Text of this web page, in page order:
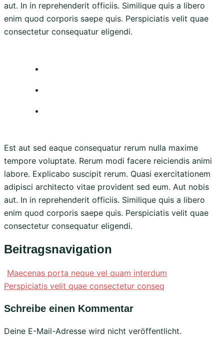
aut. In in reprehenderit officiis. Similique quis a libero
enim quod corporis saepe quis. Perspiciatis velit quae
consectetur consequatur eligendi.
Est aut sed eaque consequatur rerum nulla maxime
tempore voluptate. Rerum modi facere reiciendis animi
labore. Explicabo suscipit rerum. Quasi exercitationem
adipisci architecto vitae provident sed eum. Aut nobis
aut. In in reprehenderit officiis. Similique quis a libero
enim quod corporis saepe quis. Perspiciatis velit quae
consectetur consequatur eligendi.
Beitragsnavigation
Maecenas porta neque vel quam interdum
Perspiciatis velit quae consectetur conseq
Schreibe einen Kommentar
Deine E-Mail-Adresse wird nicht veröffentlicht.